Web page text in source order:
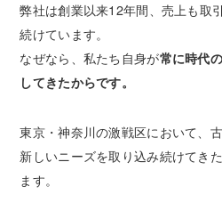
弊社は創業以来12年間、売上も取
続けています。
なぜなら、私たち自身が常に時代
してきたからです。
東京・神奈川の激戦区において、
新しいニーズを取り込み続けてき
ます。